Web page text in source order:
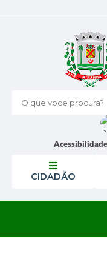
O que voce procura?
Acessibilidade
CIDADÃO